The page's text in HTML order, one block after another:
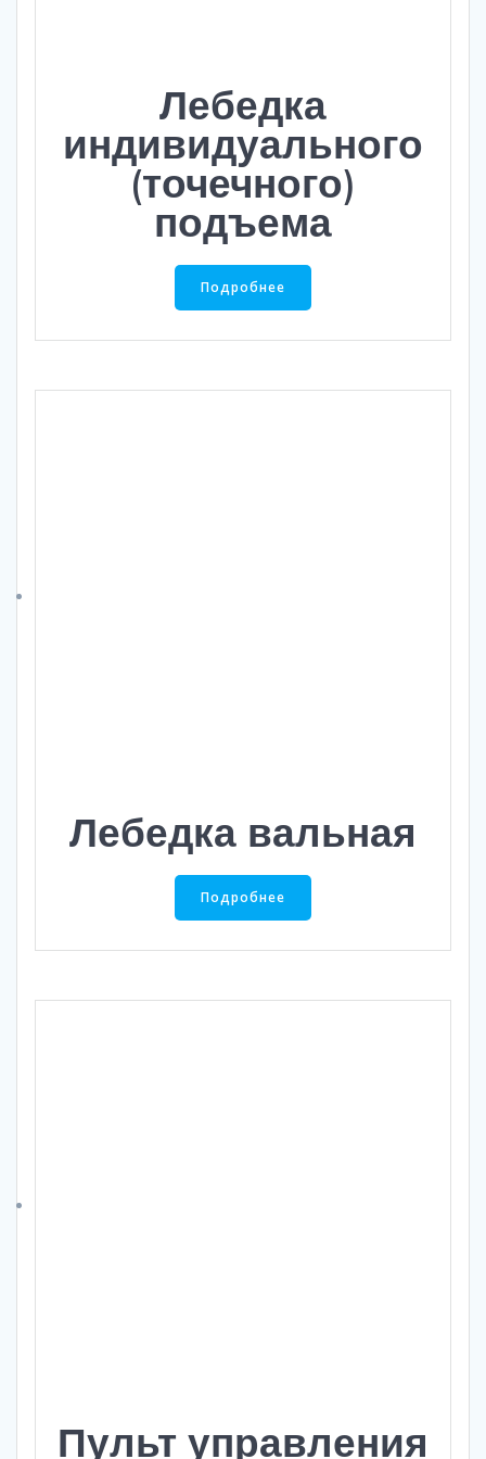
Лебедка
индивидуального
(точечного)
подъема
Подробнее
Лебедка вальная
Подробнее
Пульт управления